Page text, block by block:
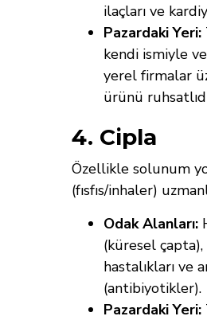
ilaçları ve
Pazardaki Yeri:
kendi ismiyle
yerel firmalar
ürünü
4. Cipla
Özellikle solunum
(fısfıs/inhaler)
Odak Alanları:
(küresel
hastalıkları ve
(antibiyotikler).
Pazardaki Yeri: